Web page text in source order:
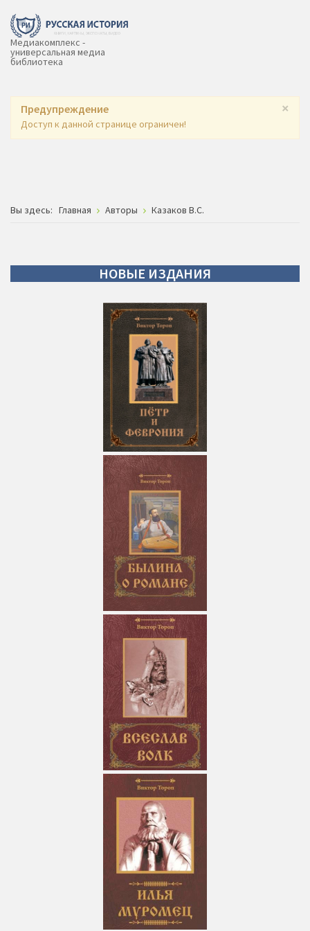
Медиакомплекс -
универсальная медиа
библиотека
×
Предупреждение
Доступ к данной странице ограничен!
Вы здесь: Главная Авторы Казаков В.С.
НОВЫЕ ИЗДАНИЯ